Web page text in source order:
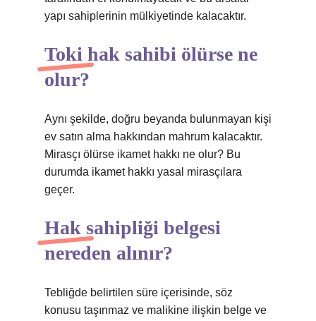
yapı sahiplerinin mülkiyetinde kalacaktır.
Toki hak sahibi ölürse ne
olur?
Aynı şekilde, doğru beyanda bulunmayan kişi
ev satın alma hakkından mahrum kalacaktır.
Mirasçı ölürse ikamet hakkı ne olur? Bu
durumda ikamet hakkı yasal mirasçılara
geçer.
Hak sahipliği belgesi
nereden alınır?
Tebliğde belirtilen süre içerisinde, söz
konusu taşınmaz ve malikine ilişkin belge ve